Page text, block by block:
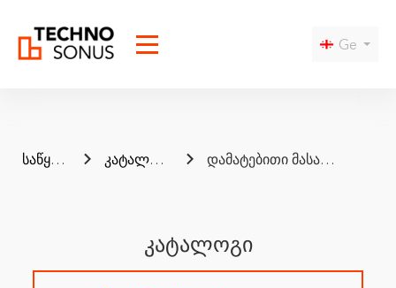
Ge
საწყისი კატალოგი დამატებითი მასალები
კატალოგი